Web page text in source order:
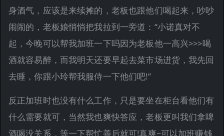
身酒气，应该是来续摊的，老板也跟他们喝起来，吵吵
闹闹的，老板娘悄悄把我拉到一旁道：“小诺真对不
起，今晚可以帮我加班一下吗因为老板他一高兴>>>喝
酒就容易醉，而我明天还要早起去菜市场进货，我先回
去睡，你跟小玲帮我服侍一下他们吧!”
反正加班时也没有什么工作，只是要坐在柜台看他们有
什么需要就可，当然我也爽快答应，老板更叫我们拿啤
酒喝没关系，等一下帮忙善后就可!真爽~可以加班赚钱